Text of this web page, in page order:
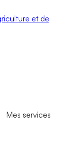
et de
Mes services